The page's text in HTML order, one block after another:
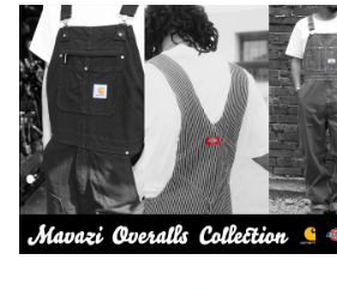
CAMBER
Carhartt
Collonil
CONVERSE
エプロン
バイク用品
ケア用品
本、写真集
2026.7.6
2026.6.29
2026.7.30
2026.7.23
2026.6.27